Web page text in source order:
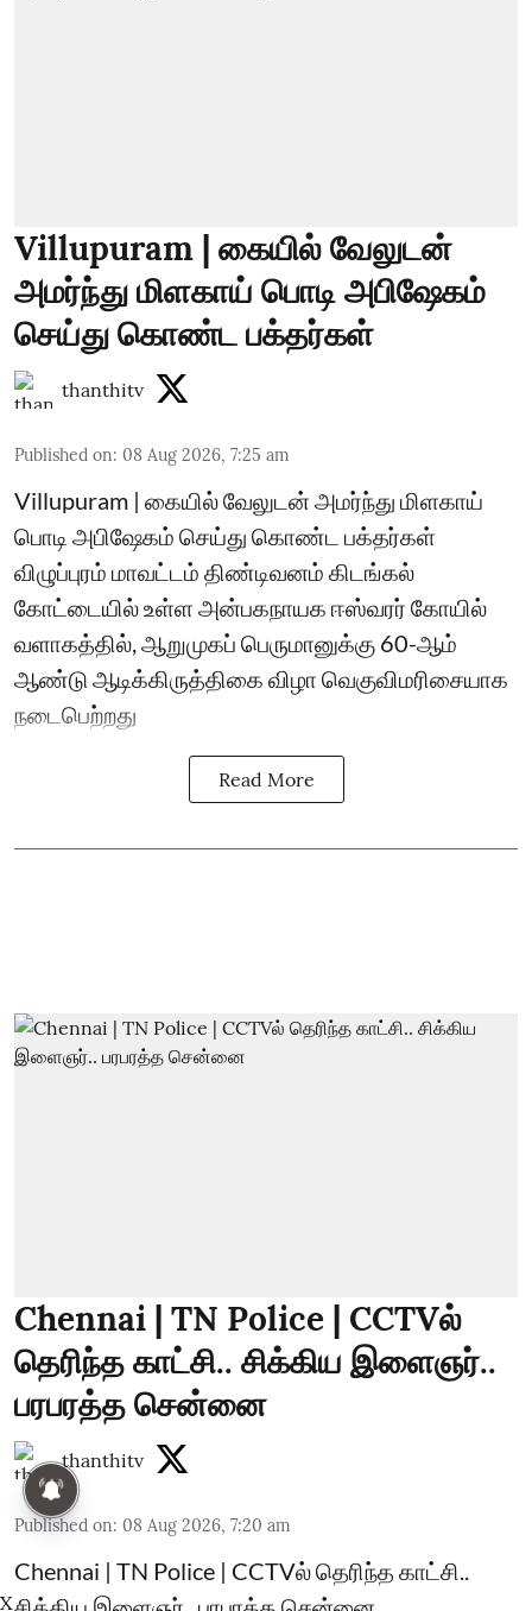
Villupuram | கையில் வேலுடன்
அமர்ந்து மிளகாய் பொடி அபிஷேகம்
செய்து கொண்ட பக்தர்கள்
thanthitv
Published on: 08 Aug 2026, 7:25 am
Villupuram | கையில் வேலுடன் அமர்ந்து மிளகாய்
பொடி அபிஷேகம் செய்து கொண்ட பக்தர்கள்
விழுப்புரம் மாவட்டம் திண்டிவனம் கிடங்கல்
கோட்டையில் உள்ள அன்பகநாயக ஈஸ்வரர் கோயில்
வளாகத்தில், ஆறுமுகப் பெருமானுக்கு 60-ஆம்
ஆண்டு ஆடிக்கிருத்திகை விழா வெகுவிமரிசையாக
நடைபெற்றது
Read More
Chennai | TN Police | CCTVல்
தெரிந்த காட்சி.. சிக்கிய இளைஞர்..
பரபரத்த சென்னை
thanthitv
Published on: 08 Aug 2026, 7:20 am
Chennai | TN Police | CCTVல் தெரிந்த காட்சி..
X